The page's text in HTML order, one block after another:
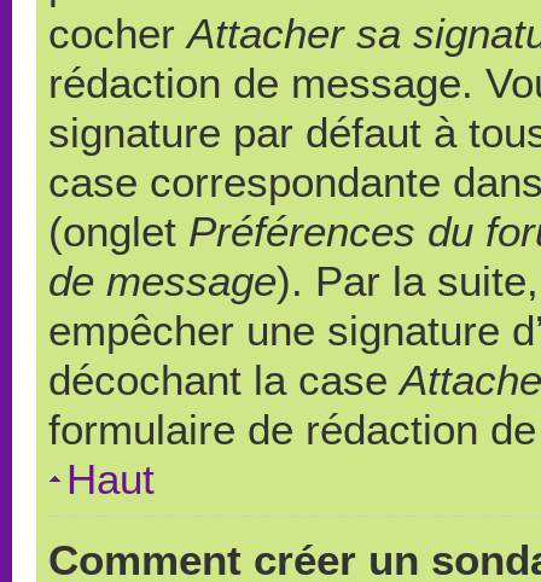
cocherAttacher sa
rédaction de message.
signature par défaut à
case correspondante
(onglet Préférences du
de message). Par la
empêcher une signature
décochant la case
formulaire de rédaction
Haut
Comment créer un